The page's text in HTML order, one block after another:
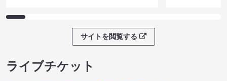
サイトを閲覧する
ライブチケット